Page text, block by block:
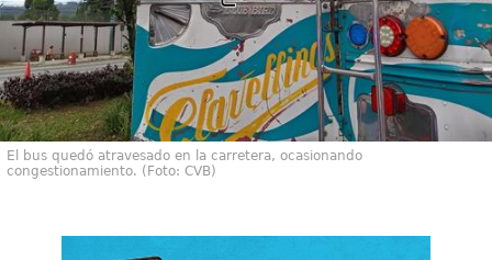
El bus quedó atravesado en la carretera, ocasionando
congestionamiento. (Foto: CVB)